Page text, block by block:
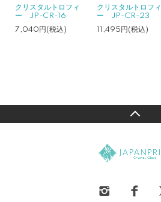
クリスタルトロフィ
ー JP-CR-16
7,040円(税込)
クリスタルトロフィ
ー JP-CR-23
11,495円(税込)